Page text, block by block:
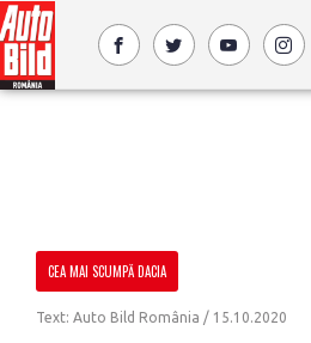
CEA MAI SCUMPĂ DACIA
Text: Auto Bild România / 15.10.2020